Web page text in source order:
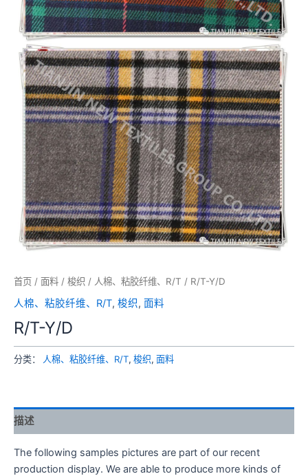
首页 / 面料 / 梭织 / 人棉、粘胶纤维、R/T / R/T-Y/D
人棉、粘胶纤维、R/T, 梭织, 面料
R/T-Y/D
分类： 人棉、粘胶纤维、R/T, 梭织, 面料
描述
The following samples pictures are part of our recent
production display. We are able to produce more kinds of